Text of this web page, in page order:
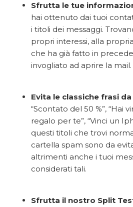
Sfrutta le tue
hai ottenuto dai tuoi
i titoli dei messaggi.
propri interessi, alla
che ha già fatto in
invogliato ad aprire la mail.
Evita le classiche frasi
“Scontato del 50 %”, “Hai
regalo per te”, “Vinci un
questi titoli che trovi
cartella spam sono da
altrimenti anche i tuoi
considerati tali.
Sfrutta il nostro Split